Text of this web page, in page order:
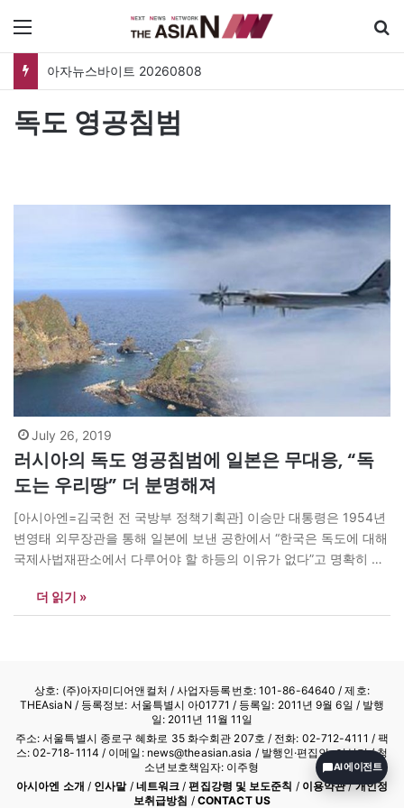
아자뉴스바이트 20260808
독도 영공침범
July 26, 2019
러시아의 독도 영공침범에 일본은 무대응, “독
도는 우리땅” 더 분명해져
[아시아엔=김국헌 전 국방부 정책기획관] 이승만 대통령은 1954년
변영태 외무장관을 통해 일본에 보낸 공한에서 “한국은 독도에 대해
국제사법재판소에서 다루어야 할 하등의 이유가 없다”고 명확히 입
통령 이후 실력으로 이를 뒷받침하는 전력증강이 지속적으로 이루
어졌다. 우리가 F-15를 보유한 것도 독도작전이 가능한 항공기를 가
더 읽기 »
상호: (주)아자미디어앤컬처 /사업자등록번호: 101-86-64640 / 제호:
THEAsiaN / 등록정보: 서울특별시 아01771 / 등록일: 2011년 9월 6일 / 발행
일: 2011년 11월 11일
주소: 서울특별시 종로구 혜화로 35 화수회관 207호 / 전화: 02-712-4111 / 팩
스: 02-718-1114 / 이메일: news@theasian.asia / 발행인·편집인: 이상기 / 청
소년보호책임자: 이주형
아시아엔 소개 / 인사말/ 네트워크 /편집강령 및 보도준칙 / 이용약관/개인정
보취급방침 / CONTACT US
AI 에이전트